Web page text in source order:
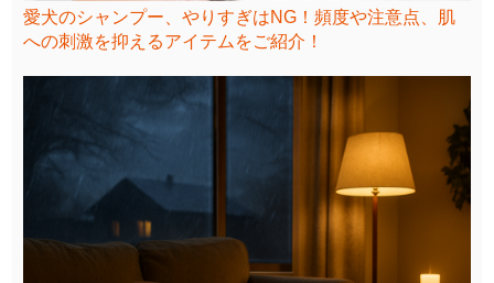
愛犬のシャンプー、やりすぎはNG！頻度や注意点、肌
への刺激を抑えるアイテムをご紹介！